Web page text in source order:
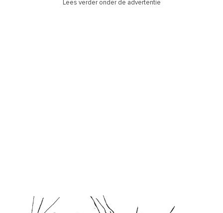
Lees verder onder de advertentie